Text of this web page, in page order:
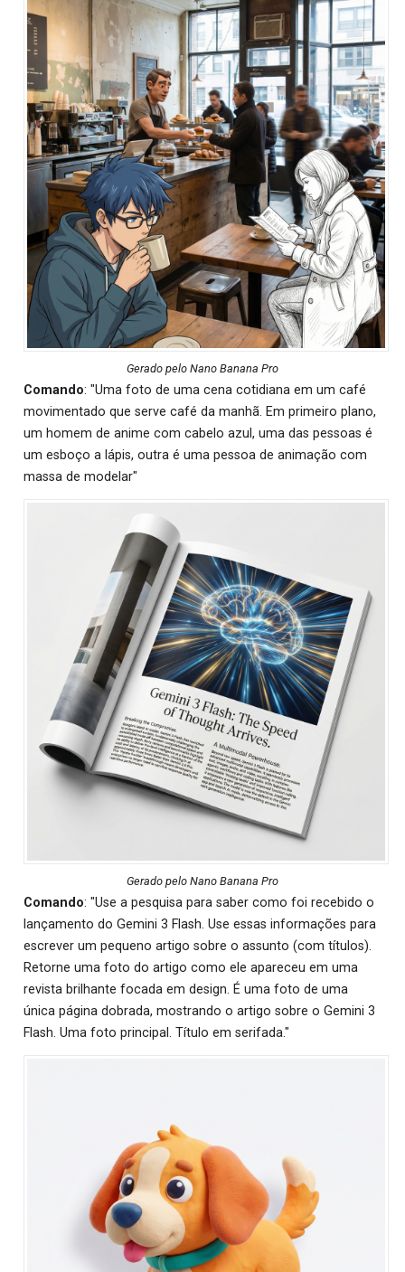
Gerado pelo Nano Banana Pro
Comando: "Uma foto de uma cena cotidiana em um café
movimentado que serve café da manhã. Em primeiro plano,
um homem de anime com cabelo azul, uma das pessoas é
um esboço a lápis, outra é uma pessoa de animação com
massa de modelar"
Gerado pelo Nano Banana Pro
Comando: "Use a pesquisa para saber como foi recebido o
lançamento do Gemini 3 Flash. Use essas informações para
escrever um pequeno artigo sobre o assunto (com títulos).
Retorne uma foto do artigo como ele apareceu em uma
revista brilhante focada em design. É uma foto de uma
única página dobrada, mostrando o artigo sobre o Gemini 3
Flash. Uma foto principal. Título em serifada."